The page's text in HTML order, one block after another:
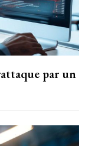
par un